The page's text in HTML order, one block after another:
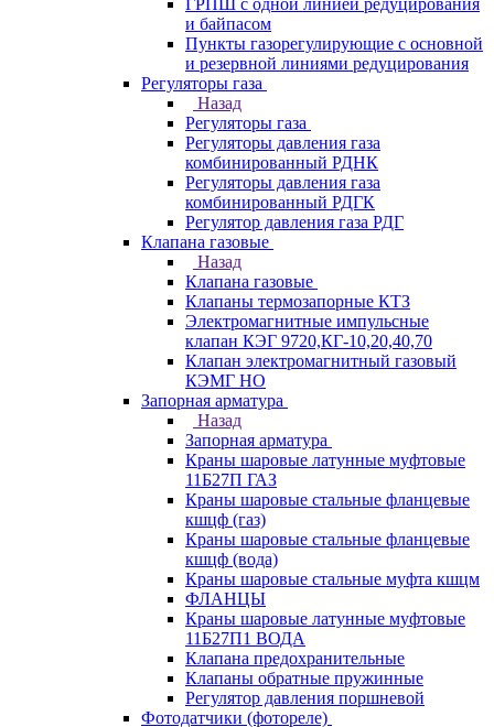
ГРПШ с одной линией редуцирования
и байпасом
Пункты газорегулирующие с основной
и резервной линиями редуцирования
Регуляторы газа
Назад
Регуляторы газа
Регуляторы давления газа
комбинированный РДНК
Регуляторы давления газа
комбинированный РДГК
Регулятор давления газа РДГ
Клапана газовые
Назад
Клапана газовые
Клапаны термозапорные КТЗ
Электромагнитные импульсные
клапан КЭГ 9720,КГ-10,20,40,70
Клапан электромагнитный газовый
КЭМГ НО
Запорная арматура
Назад
Запорная арматура
Краны шаровые латунные муфтовые
11Б27П ГАЗ
Краны шаровые стальные фланцевые
кшцф (газ)
Краны шаровые стальные фланцевые
кшцф (вода)
Краны шаровые стальные муфта кшцм
ФЛАНЦЫ
Краны шаровые латунные муфтовые
11Б27П1 ВОДА
Клапана предохранительные
Клапаны обратные пружинные
Регулятор давления поршневой
Фотодатчики (фотореле)